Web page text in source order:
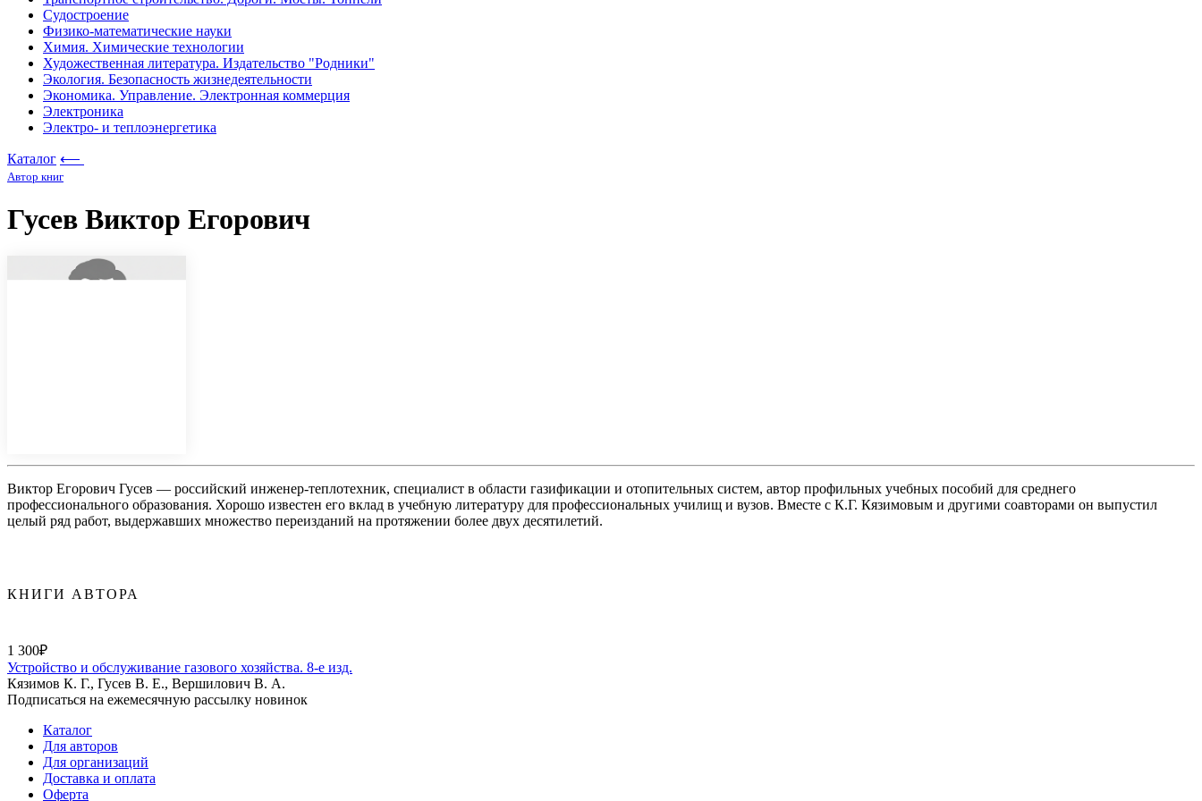
Судостроение
Физико-математические науки
Химия. Химические технологии
Художественная литература. Издательство "Родники"
Экология. Безопасность жизнедеятельности
Экономика. Управление. Электронная коммерция
Электроника
Электро- и теплоэнергетика
Каталог ⟵
Автор книг
Гусев Виктор Егорович
Виктор Егорович Гусев — российский инженер-теплотехник, специалист в области газификации и отопительных систем, автор профильных учебных пособий для среднего
профессионального образования. Хорошо известен его вклад в учебную литературу для профессиональных училищ и вузов. Вместе с К.Г. Кязимовым и другими соавторами он выпустил
целый ряд работ, выдержавших множество переизданий на протяжении более двух десятилетий.
КНИГИ АВТОРА
1 300₽
Устройство и обслуживание газового хозяйства. 8-е изд.
Кязимов К. Г., Гусев В. Е., Вершилович В. А.
Подписаться на ежемесячную рассылку новинок
Каталог
Для авторов
Для организаций
Доставка и оплата
Оферта